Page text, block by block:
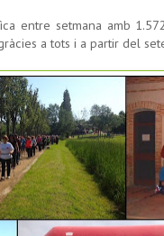
entre setmana amb
a tots i a partir del